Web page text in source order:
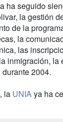
ha seguido
la gestión
de la
la
las
inmigración,
2004.
la UNIAya ha